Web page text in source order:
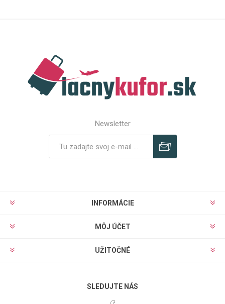
Newsletter
INFORMÁCIE
MÔJ ÚČET
UŽITOČNÉ
SLEDUJTE NÁS